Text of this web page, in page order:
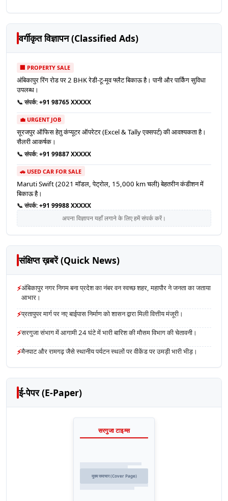
वर्गीकृत विज्ञापन (Classified Ads)
🏢 PROPERTY SALE
अंबिकापुर रिंग रोड पर 2 BHK रेडी-टू-मूव फ्लैट बिकाऊ है। पानी और पार्किंग सुविधा
उपलब्ध।
📞 संपर्क:+91 98765 XXXXX
💼 URGENT JOB
सूरजपुर ऑफिस हेतु कंप्यूटर ऑपरेटर (Excel & Tally एक्सपर्ट) की आवश्यकता है।
सैलरी आकर्षक।
📞 संपर्क:+91 99887 XXXXX
🚗 USED CAR FOR SALE
Maruti Swift (2021 मॉडल, पेट्रोल, 15,000 km चली) बेहतरीन कंडीशन में
बिकाऊ है।
📞 संपर्क:+91 99988 XXXXX
अपना विज्ञापन यहाँ लगाने के लिए हमें संपर्क करें।
संक्षिप्त ख़बरें (Quick News)
⚡अंबिकापुर नगर निगम बना प्रदेश का नंबर वन स्वच्छ शहर, महापौर ने जनता का जताया
आभार।
⚡प्रतापुपर मार्ग पर नए बाईपास निर्माण को शासन द्वारा मिली वित्तीय मंजूरी।
⚡सरगुजा संभाग में आगामी 24 घंटे में भारी बारिश की मौसम विभाग की चेतावनी।
⚡मैनपाट और रामगढ़ जैसे स्थानीय पर्यटन स्थलों पर वीकेंड पर उमड़ी भारी भीड़।
ई-पेपर (E-Paper)
सरगुजा टाइम्स
मुख्य समाचार (Cover Page)